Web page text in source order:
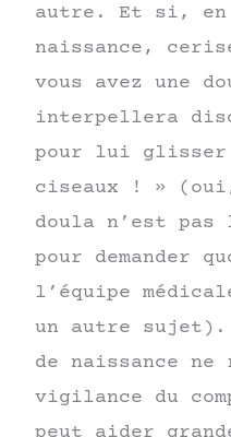
autre. Et si, en
naissance,
vous avez une
interpellera
pour lui
ciseaux ! »
doula n’est pas
pour demander
l’équipe
un autre
de naissance ne
vigilance du
peut aider